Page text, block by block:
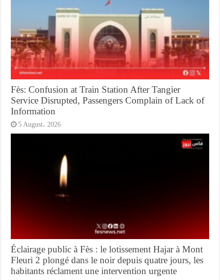
Fès: Confusion at Train Station After Tangier
Service Disrupted, Passengers Complain of Lack of
Information
5 August، 2026
Éclairage public à Fès : le lotissement Hajar à Mont
Fleuri 2 plongé dans le noir depuis quatre jours, les
habitants réclament une intervention urgente